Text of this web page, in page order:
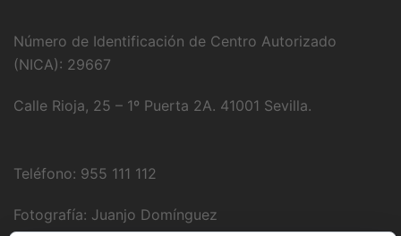
Número de Identificación de Centro Autorizado
(NICA): 29667
Calle Rioja, 25 – 1º Puerta 2A. 41001 Sevilla.
Teléfono: 955 111 112
Fotografía: Juanjo Domínguez